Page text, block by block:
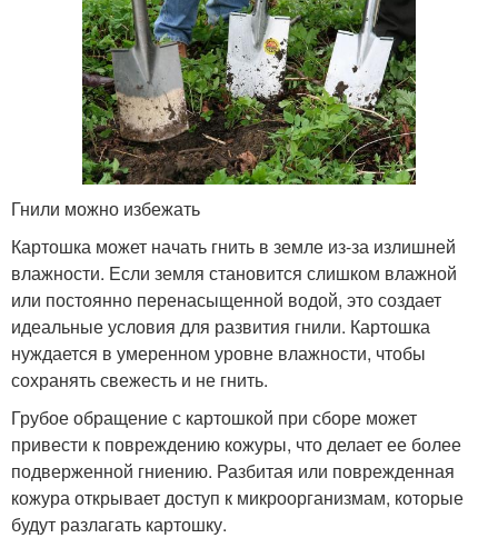
Гнили можно избежать
Картошка может начать гнить в земле из-за излишней
влажности. Если земля становится слишком влажной
или постоянно перенасыщенной водой, это создает
идеальные условия для развития гнили. Картошка
нуждается в умеренном уровне влажности, чтобы
сохранять свежесть и не гнить.
Грубое обращение с картошкой при сборе может
привести к повреждению кожуры, что делает ее более
подверженной гниению. Разбитая или поврежденная
кожура открывает доступ к микроорганизмам, которые
будут разлагать картошку.